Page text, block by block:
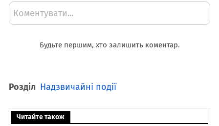
Коментувати...
Будьте першим, хто залишить коментар.
Розділ Надзвичайні події
Читайте також